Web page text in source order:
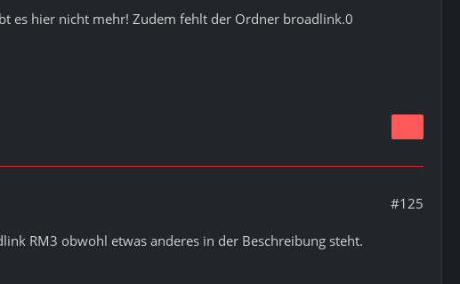
es hier nicht mehr! Zudem fehlt der Ordner broadlink.0
#125
RM3 obwohl etwas anderes in der Beschreibung steht.